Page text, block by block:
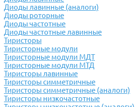
Диоды лавинные (аналоги)
Диоды роторные
Диоды частотные
Диоды частотные лавинные
Тиристоры
Тиристорные модули
Тиристорные модули МДТ
Тиристорные модули МТД
Тиристоры лавинные
Тиристоры симметричные
Тиристоры симметричные (аналоги)
Тиристоры низкочастотные